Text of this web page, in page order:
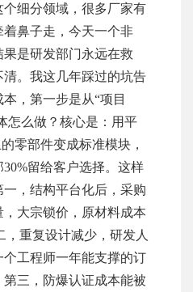
细分领域，很多厂家有
鼻子走，今天一个非
是研发部门永远在救
。我这几年踩过的坑告
，第一步是从“项目
怎么做？核心是：用平
零部件变成标准模块，
留给客户选择。这样
，结构平台化后，采购
大宗锁价，原材料成本
，重复设计减少，研发人
工程师一年能支撑的订
三，防爆认证成本能被